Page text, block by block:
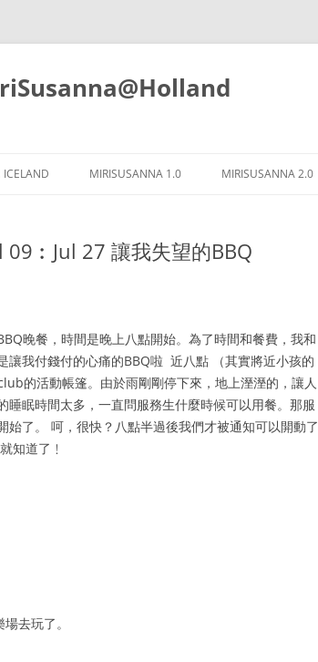
ICELAND MIRISUSANNA 1.0 MIRISUSANNA 2.0
27 讓我失望的BBQ
晚餐，時間是晚上八點開始。為了時間和餐費，我和
讓我付錢付的心痛的BBQ啦 近八點 （其實將近小孩的
的活動帳篷。由於雨剛剛停下來，地上溼溼的，讓人
睡眠時間太多，一直問服務生什麼時候可以用餐。那服
了。
呵，很快？八點半過後我們才被通知可以開動了
知道了﹗
去玩了。